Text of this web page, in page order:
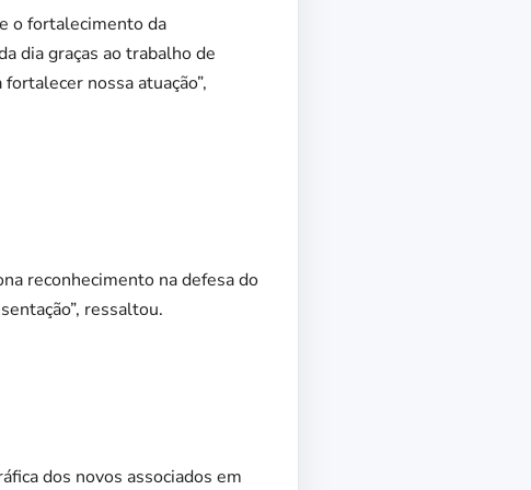
o fortalecimento da
dia graças ao trabalho de
nossa atuação”,
reconhecimento na defesa do
ressaltou.
dos novos associados em